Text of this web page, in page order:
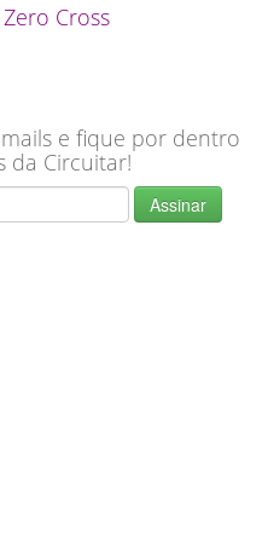
Cross
e fique por dentro
da Circuitar!